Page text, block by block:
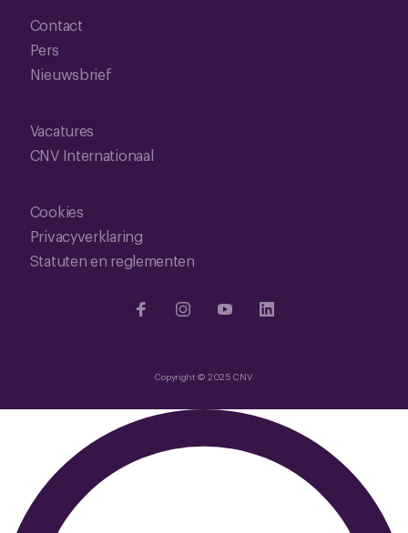
Contact
Pers
Nieuwsbrief
Vacatures
CNV Internationaal
Cookies
Privacyverklaring
Statuten en reglementen
Copyright © 2025 CNV